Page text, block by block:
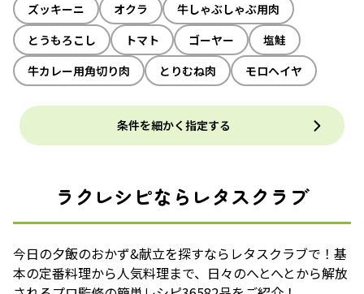
ズッキーニ
オクラ
牛しゃぶしゃぶ用肉
とうもろこし
トマト ゴーヤー
塩鮭
牛カレー用角切り肉
とりむね肉 モロヘイヤ
条件を細かく指定する
ラクレシピならレタスクラブ
今日の夕飯のおかず&献立を探すならレタスクラブで！基
本の定番料理から人気料理まで、日々のへとへとから解放